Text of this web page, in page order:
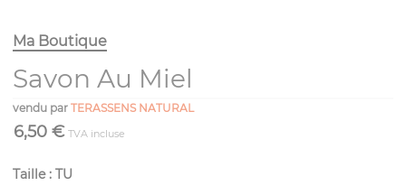
Ma Boutique
Savon Au Miel
vendu par TERASSENS NATURAL
6,50 € TVA incluse
Taille : TU